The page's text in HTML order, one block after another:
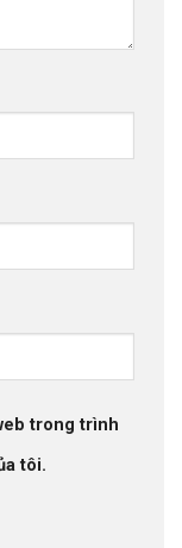
trong trình
tôi.